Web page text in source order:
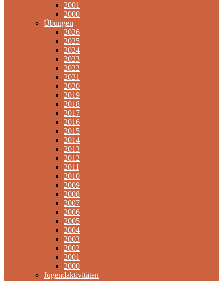
2001
2000
Übungen
2026
2025
2024
2023
2022
2021
2020
2019
2018
2017
2016
2015
2014
2013
2012
2011
2010
2009
2008
2007
2006
2005
2004
2003
2002
2001
2000
Jugendaktivitäten